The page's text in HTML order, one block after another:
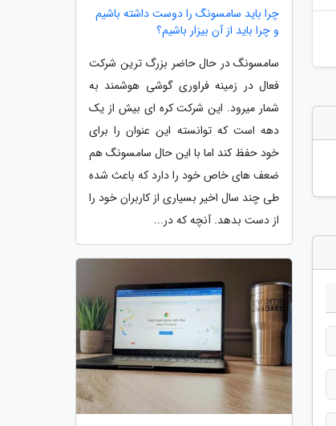
چرا باید سامسونگ را دوست داشته باشیم
و چرا باید از آن بیزار باشیم؟
سامسونگ در حال حاضر بزرگ ترین شرکت
فعال در زمینه فراوری گوشی هوشمند به
شمار میرود. این شرکت کره ای بیش از یک
دهه است که توانسته این عنوان را برای
خود حفظ کند اما با این حال سامسونگ هم
ضعف های خاص خود را دارد که باعث شده
طی چند سال اخیر بسیاری از کاربران خود را
از دست بدهد. آنچه که در...